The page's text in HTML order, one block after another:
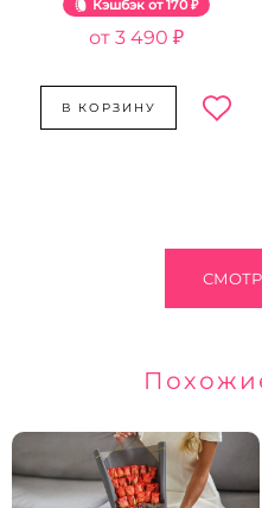
Кэшбэк 170 ₽
3 490 ₽
В КОРЗИНУ